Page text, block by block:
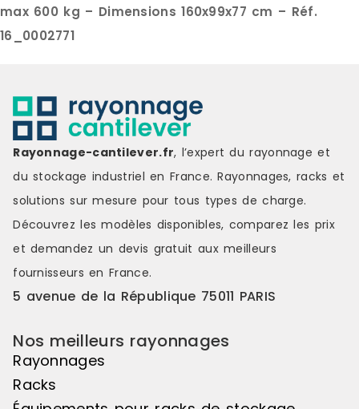
max 600 kg – Dimensions 160x99x77 cm – Réf.
16_0002771
Rayonnage-cantilever.fr, l’expert du rayonnage et
du stockage industriel en France. Rayonnages, racks et
solutions sur mesure pour tous types de charge.
Découvrez les modèles disponibles, comparez les prix
et demandez un devis gratuit aux meilleurs
fournisseurs en France.
5 avenue de la République 75011 PARIS
Nos meilleurs rayonnages
Rayonnages
Racks